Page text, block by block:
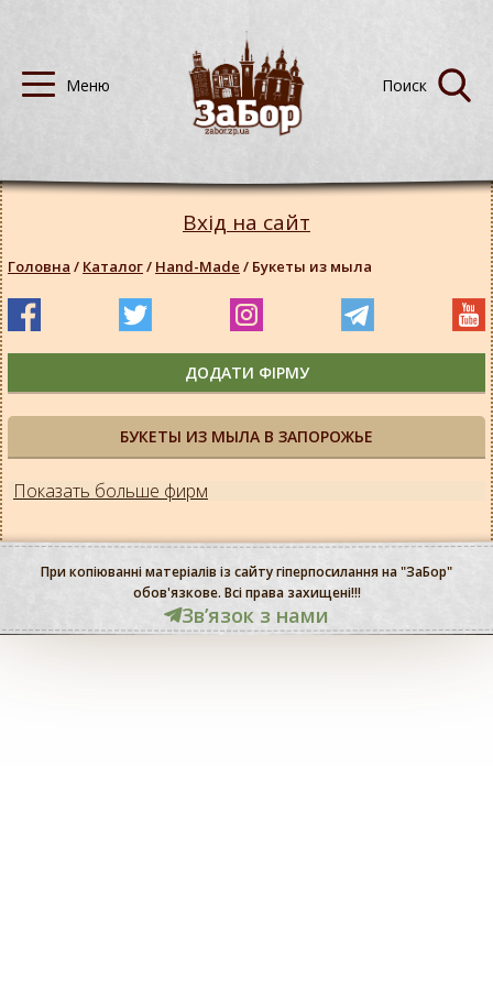
БУКЕТЫ ИЗ МЫЛА В ЗАПОРОЖЬЕ
Показать больше фирм
Вхід на сайт
Головна / Каталог/ Hand-Made / Букеты из мыла
ДОДАТИ ФІРМУ
При копіюванні матеріалів із сайту гіперпосилання на "ЗаБор"
обов'язкове. Всі права захищені!!!
Звʼязок з нами